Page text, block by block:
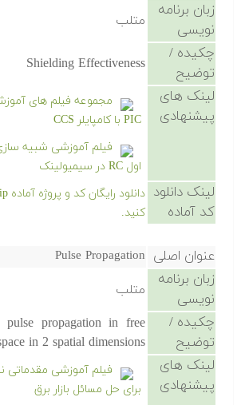
زبان برنامه
نویسی
متلب
چکیده /
توضیح
Shielding Effectiveness
لینک های
پیشنهادی
مجموعه فیلم های
PIC با کامپایلر CCS
فیلم آموزشی شبیه
اول RC در سیمیولینک
لینک دانلود
کد آماده
کنید.
عنوان اصلی Pulse Propagation
زبان برنامه
نویسی
متلب
چکیده /
توضیح
pulse propagation in free
in 2 spatial dimensions.
لینک های
پیشنهادی
برای حل مسائل بازار برق